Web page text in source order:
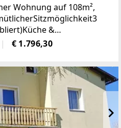
Wohnung auf 108m²,
&
und
(neu)WC (neu)2
€ 1.796,30